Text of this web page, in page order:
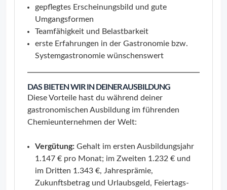
gepflegtes Erscheinungsbild und gute
Umgangsformen
Teamfähigkeit und Belastbarkeit
erste Erfahrungen in der Gastronomie bzw.
Systemgastronomie wünschenswert
DAS BIETEN WIR IN DEINER AUSBILDUNG
Diese Vorteile hast du während deiner
gastronomischen Ausbildung im führenden
Chemieunternehmen der Welt:
Vergütung: Gehalt im ersten Ausbildungsjahr
1.147 € pro Monat; im Zweiten 1.232 € und
im Dritten 1.343 €, Jahresprämie,
Zukunftsbetrag und Urlaubsgeld, Feiertags-